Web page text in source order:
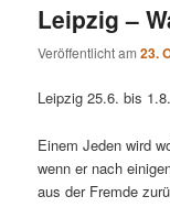
Leipzig –
Veröffentlicht am23.
Leipzig 25.6. bis
Einem Jeden wird
wenn er nach
aus der Fremde